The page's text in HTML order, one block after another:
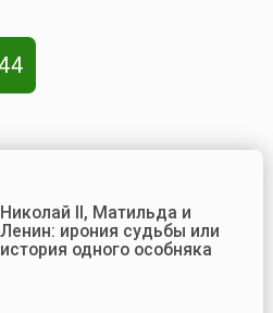
Николай II, Матильда и
Ленин: ирония судьбы или
история одного особняка